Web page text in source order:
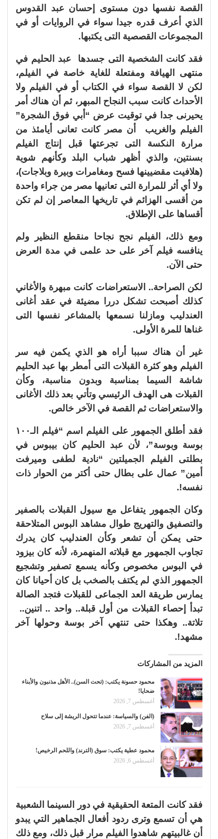
القصة نفسها دون مستوى إحسان عبد القدوس
الذي أعرف قدره جيدا سواء في الروايات أو في
المجموعات القصصية التى يكتبها.
فقد كانت الشخصية التى جسدها عبد الحليم في
منتهى الهيافة ومفتعلة للغاية خاصة في الفيلم،
لكن لا القصة سواء في الكتاب أو في الفيلم ولا
الأحداث كانت سبب النجاح المبهر، ثم أن هناك أمر
يحيرنى جدا في توقيت عرض “أبي فوق الشجرة”
الفيلم والغريب أن مصر كانت تعانى أيامئذ من
مرارة النكسة التى تجرعتها قبل إنتاج الفيلم
بسنتين، والذي أظهر شباب البلد وكأنهم شوية
(هلافيت مقضيينها فسح ومغامرات وبيرة وبلاجات)،
ولا أي أثر للمرارة التى تعانيها مصر من جراء واحدة
من أقسى الهزائم في تاريخها المعاصر إن لم تكن
أقساها على الإطلاق.
ومع ذلك، الفيلم نجح نجاحا منقطع النظير ولم
ينافسه فيلم آخر على حد علمى في مدة العرض
حتى الآن.
لكن الصراحة.. الاستعراضات كانت مبهرة والأغاني
كذلك أصبحت تشكل دررا مضيئة في عقد أغانى
العندليب ومازلنا نسمعها بالمشاعر نفسها التى
غناها للمرة الأولى.
غير أن هناك سببا أراه هو الذي يكمن فيه سر
الفيلم وهو كثرة القبلات التى أمطر بها عبد الحليم
شاشة السيما بمناسبة وبدون مناسبة، وكأن
القبلات هى الهدف الرئيسي وتأتي بعد ذلك الأغانى
والاستعراضات ثم القصة في الآخر خالص.
فقد أطلق الجمهور على الفيلم اسم “فيلم الـ١٠٠
بوسة وبوسة”، لأن عبد الحليم كان بيبوس في
بطلتى الفيلم الجميلتين “نادية لطفى وميرفت
أمين” عمال على بطال حتى أكتر من الحوار ذات
نفسه!.
وكان الجمهور يتفاعل مع سيول القبلات بالصفير
والتصفيق والتهريج طوال مشاهد البوس المتلاحقة
حتى يمكن أن تشعر وكأن العندليب كان يدرك
تجاوب الجمهور مع قبلاته المنهمرة، لأنه كان بيزود
في البوس مخصوص وكأنه يسمع تصفير وتشجيع
الجمهور الذي لم يكتف بالصخب بل كان أحيانا كان
يمارس طريقة العد الجماعى للقبلات فتجد الصالة
تبدأ إحصاء القبلات من أول قبلة.. واحد .. اتنين..
تلاتة.. وهكذا حتى تنتهي آخر بوسة وحولها آخر
مشهد!.
المزيد من المشاركات
محمود حسونة يكتب: (تحت السن).. الأهل مذنبون والأبناء
ضحايا!
أغسطس 7, 2026
(الفن) والسياسة: عندما تتحول الريشة إلى سلاح
أغسطس 7, 2026
محمود عطية يكتب: سوق (الترند) واللحم الرخيص!
أغسطس 6, 2026
فقد كانت المتعة الحقيقية في دور السينما الشعبية
هي أن تسمع وترى ردود أفعال الجماهير التي يبدو
أن غالبيتهم شاهدوا الفيلم مرار قبل ذلك، ومع ذلك